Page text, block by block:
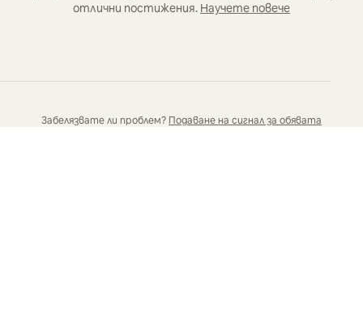
отлични постижения. Научете повече
Забелязвате ли проблем? Подаване на сигнал за обявата